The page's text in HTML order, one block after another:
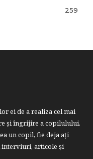
259
ei de a realiza cel mai
şi îngrijire a copilulului.
un copil, fie deja aţi
interviuri, articole şi